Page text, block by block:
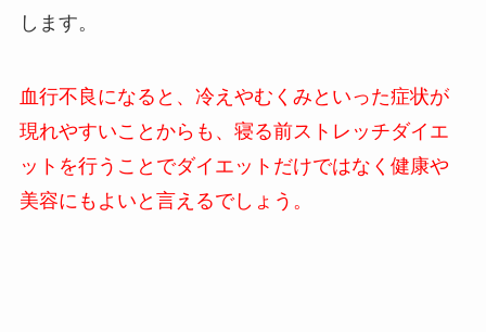
します。
血行不良になると、冷えやむくみといった症状が
現れやすいことからも、寝る前ストレッチダイエ
ットを行うことでダイエットだけではなく健康や
美容にもよいと言えるでしょう。